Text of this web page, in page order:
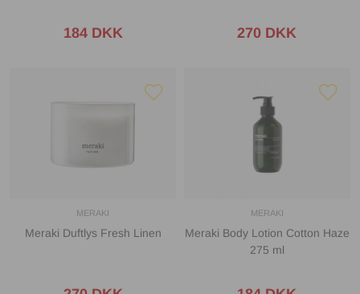
184 DKK 270 DKK
MERAKI
Meraki Duftlys Fresh Linen
MERAKI
Meraki Body Lotion Cotton Haze
275 ml